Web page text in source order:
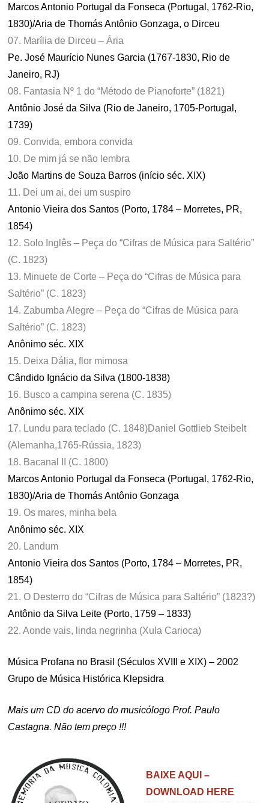
Marcos Antonio Portugal da Fonseca (Portugal, 1762-Rio,
1830)/Aria de Thomás Antônio Gonzaga, o Dirceu
07. Marília de Dirceu – Ária
Pe. José Maurício Nunes Garcia (1767-1830, Rio de
Janeiro, RJ)
08. Fantasia Nº 1 do “Método de Pianoforte” (1821)
Antônio José da Silva (Rio de Janeiro, 1705-Portugal,
1739)
09. Convida, embora convida
10. De mim já se não lembra
João Martins de Souza Barros (início séc. XIX)
11. Dei um ai, dei um suspiro
Antonio Vieira dos Santos (Porto, 1784 – Morretes, PR,
1854)
12. Solo Inglês – Peça do “Cifras de Música para Saltério”
(C. 1823)
13. Minuete de Corte – Peça do “Cifras de Música para
Saltério” (C. 1823)
14. Zabumba Alegre – Peça do “Cifras de Música para
Saltério” (C. 1823)
Anônimo séc. XIX
15. Deixa Dália, flor mimosa
Cândido Ignácio da Silva (1800-1838)
16. Busco a campina serena (C. 1835)
Anônimo séc. XIX
17. Lundu para teclado (C. 1848)Daniel Gottlieb Steibelt
(Alemanha,1765-Rússia, 1823)
18. Bacanal II (C. 1800)
Marcos Antonio Portugal da Fonseca (Portugal, 1762-Rio,
1830)/Aria de Thomás Antônio Gonzaga
19. Os mares, minha bela
Anônimo séc. XIX
20. Landum
Antonio Vieira dos Santos (Porto, 1784 – Morretes, PR,
1854)
21. O Desterro do “Cifras de Música para Saltério” (1823?)
Antônio da Silva Leite (Porto, 1759 – 1833)
22. Aonde vais, linda negrinha (Xula Carioca)
Música Profana no Brasil (Séculos XVIII e XIX) – 2002
Grupo de Música Histórica Klepsidra
Mais um CD do acervo do musicólogo Prof. Paulo
Castagna. Não tem preço !!!
BAIXE AQUI –
DOWNLOAD HERE